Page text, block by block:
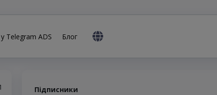
Telegram ADS Блог
Підписники